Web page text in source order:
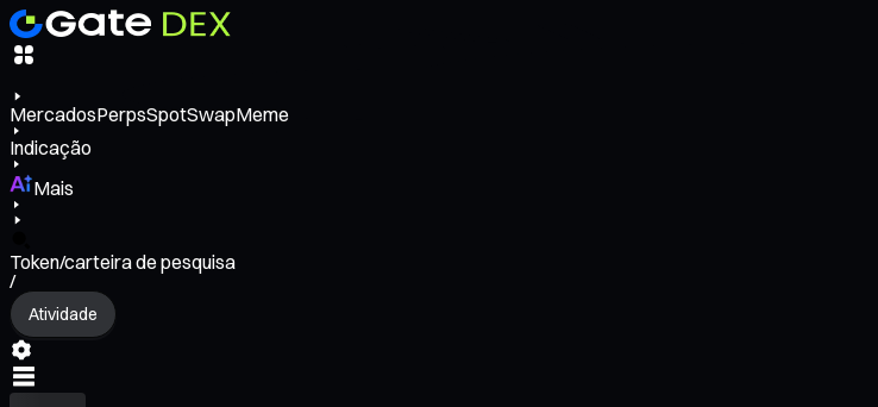
MercadosPerpsSpotSwapMeme
Indicação
Mais
Token/carteira de pesquisa
/
Atividade